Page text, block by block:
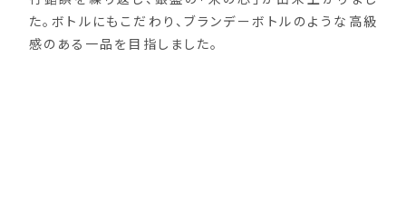
た。ボトルにもこだわり、ブランデーボトルのような高級
感のある一品を目指しました。